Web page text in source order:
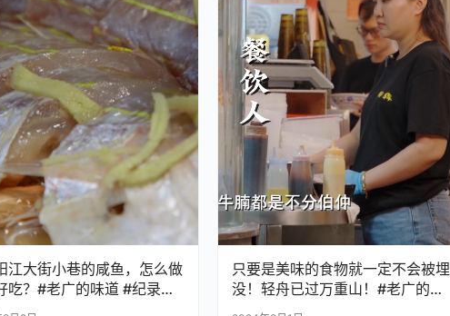
江大街小巷的咸鱼，怎么做
吃？#老广的味道 #纪录片
只要是美味的食物就一定不会被埋
没！轻舟已过万重山！#老广的味
道 #纪录片 #家常菜